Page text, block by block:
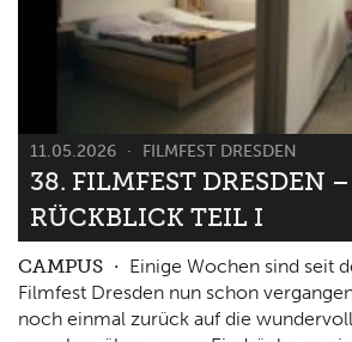
11.05.2026 FILMFEST DRESDEN
38. FILMFEST DRESDEN –
RÜCKBLICK TEIL I
CAMPUS
Einige Wochen sind seit
Filmfest Dresden nun schon
noch einmal zurück auf die